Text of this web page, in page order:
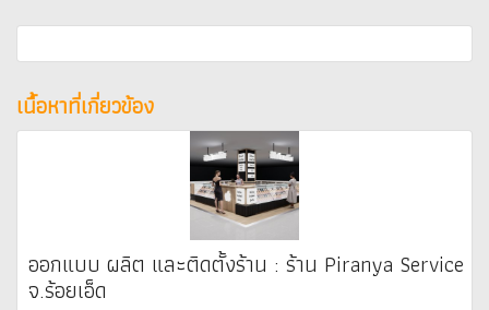
เนื้อหาที่เกี่ยวข้อง
ออกแบบ ผลิต และติดตั้งร้าน : ร้าน Piranya Service
จ.ร้อยเอ็ด